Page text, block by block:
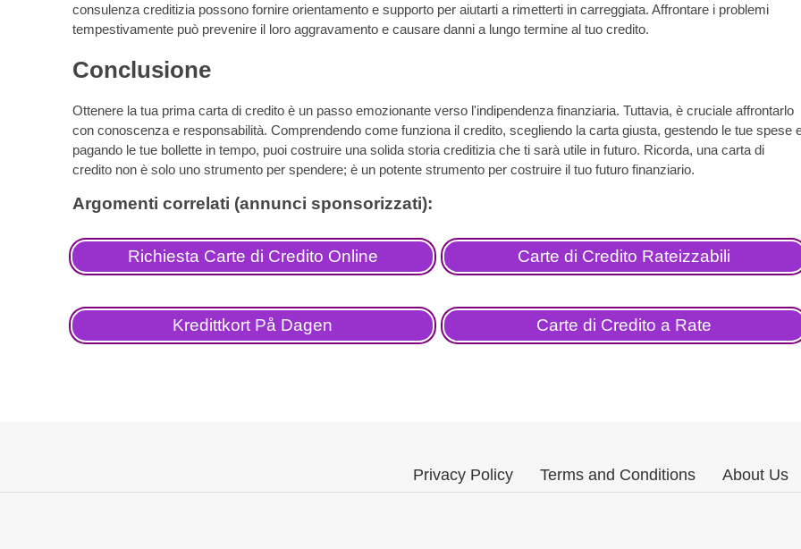
consulenza creditizia possono fornire orientamento e supporto per aiutarti a rimetterti in carreggiata. Affrontare i problemi
tempestivamente può prevenire il loro aggravamento e causare danni a lungo termine al tuo credito.
Conclusione
Ottenere la tua prima carta di credito è un passo emozionante verso l'indipendenza finanziaria. Tuttavia, è cruciale affrontarlo
con conoscenza e responsabilità. Comprendendo come funziona il credito, scegliendo la carta giusta, gestendo le tue spese
pagando le tue bollette in tempo, puoi costruire una solida storia creditizia che ti sarà utile in futuro. Ricorda, una carta di
credito non è solo uno strumento per spendere; è un potente strumento per costruire il tuo futuro finanziario.
Richiesta Carte di Credito Online Carte di Credito Rateizzabili
Kredittkort På Dagen Carte di Credito a Rate
Privacy Policy Terms and Conditions About Us